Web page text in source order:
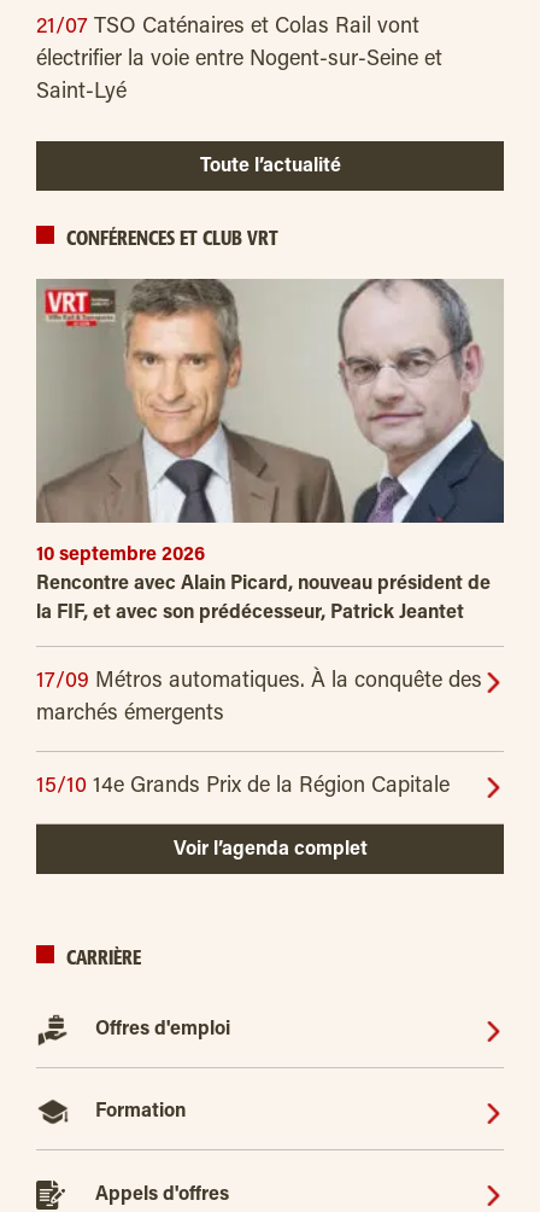
21/07 TSO Caténaires et Colas Rail vont
électrifier la voie entre Nogent-sur-Seine et
Saint-Lyé
Toute l’actualité
CONFÉRENCES ET CLUB VRT
10 septembre 2026
Rencontre avec Alain Picard, nouveau président de
la FIF, et avec son prédécesseur, Patrick Jeantet
17/09 Métros automatiques. À la conquête des
marchés émergents
15/10 14e Grands Prix de la Région Capitale
Voir l’agenda complet
CARRIÈRE
Offres d'emploi
Formation
Appels d'offres